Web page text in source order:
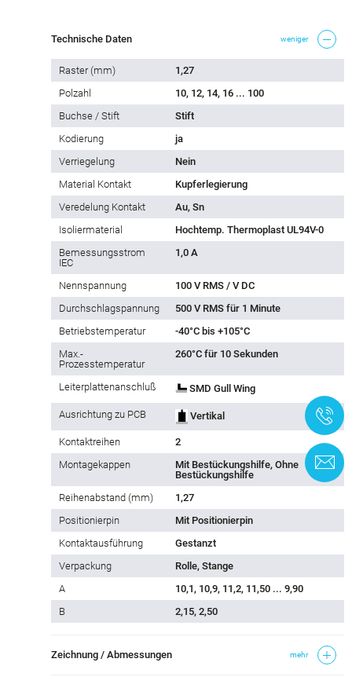
Technische Daten weniger
Raster (mm)
1,27
Polzahl
10, 12, 14, 16 ... 100
Buchse / Stift
Stift
Kodierung
ja
Verriegelung
Nein
Material Kontakt
Kupferlegierung
Veredelung Kontakt
Au, Sn
Isoliermaterial
Hochtemp. Thermoplast UL94V-0
Bemessungsstrom
IEC
1,0 A
Nennspannung
100 V RMS / V DC
Durchschlagspannung
500 V RMS für 1 Minute
Betriebstemperatur
-40°C bis +105°C
Max.-
Prozesstemperatur
260°C für 10 Sekunden
Leiterplattenanschluß SMD Gull Wing
Ausrichtung zu PCB Vertikal
Kontaktreihen
2
Montagekappen
Mit Bestückungshilfe, Ohne
Bestückungshilfe
Reihe­nabstand (mm)
1,27
Positionierpin
Mit Positionierpin
Kontaktausführung
Gestanzt
Verpackung
Rolle, Stange
A
10,1, 10,9, 11,2, 11,50 ... 9,90
B
2,15, 2,50
Zeichnung / Abmessungen mehr